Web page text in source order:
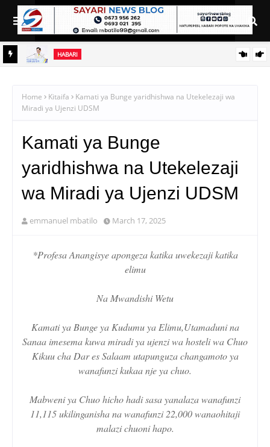
HABARI
Home Kitaifa
Kamati ya Bunge yaridhishwa na Utekelezaji wa
Miradi ya Ujenzi UDSM
Kamati ya Bunge
yaridhishwa na Utekelezaji
wa Miradi ya Ujenzi UDSM
emmanuel mbatilo March 17, 2025
*Profesa Anangisye apongeza katika uwekezaji katika
elimu
Na Mwandishi Wetu
Kamati ya Bunge ya Kudumu ya Elimu,Utamaduni na
Sanaa imesema kuwa miradi ya ujenzi wa hosteli wa Chuo
Kikuu cha Dar es Salaam utapunguza changamoto ya
wanafunzi kukaa nje ya chuo.
Mabweni ya Chuo hicho hadi sasa yanalaza wanafunzi
11,115 ukilinganisha na wanafunzi 22,000 wanaohitaji
malazi chuoni hapo.